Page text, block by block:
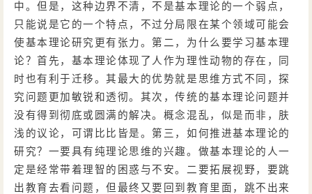
中。但是，这种边界不清，不是基本理论的一个弱点，
只能说是它的一个特点，不过分局限在某个领域可能会
使基本理论研究更有张力。第二，为什么要学习基本理
论？首先，基本理论体现了人作为理性动物的存在，同
时也有利于迁移。其最大的优势就是思维方式不同，探
究问题更加敏锐和透彻。其次，传统的基本理论问题并
没有得到彻底或圆满的解决。概念混乱，似是而非，肤
浅的议论，可谓比比皆是。第三，如何推进基本理论的
研究？一要具有纯理论思维的兴趣。做基本理论的人一
定是经常带着理智的困惑与不安。二要拓展视野，要跳
出教育去看问题，但最终又要回到教育里面，跳不出来